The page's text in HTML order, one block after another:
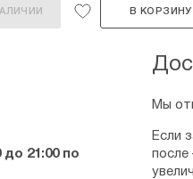
В КОРЗИНУ
21:00 по
Мы
Если
после